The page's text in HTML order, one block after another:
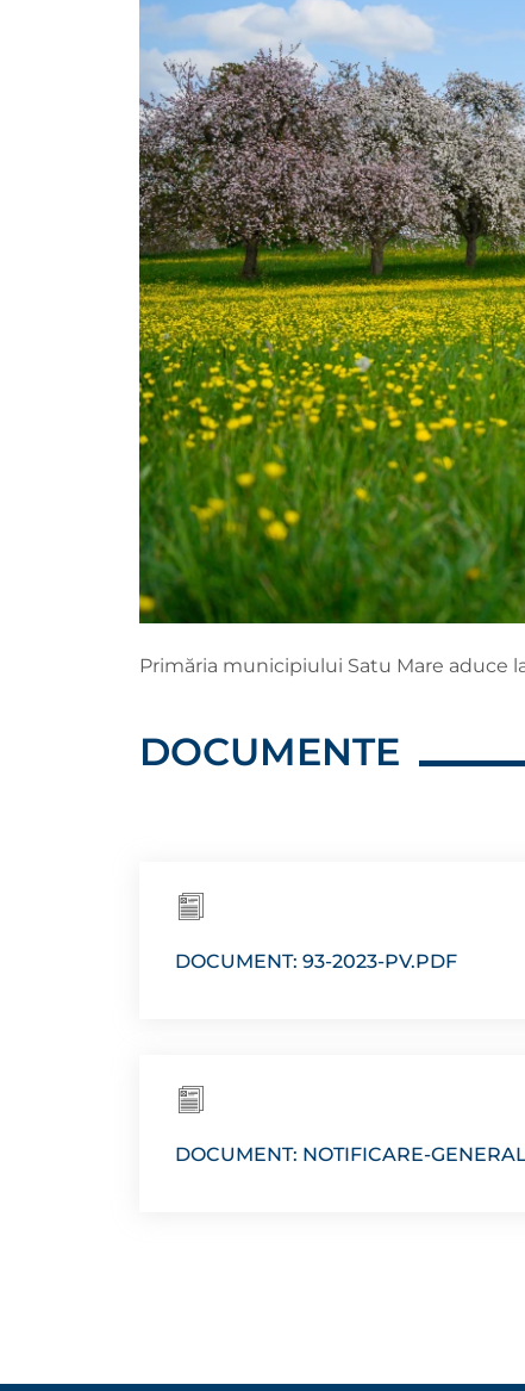
Primăria municipiului Satu Mare aduce
DOCUMENTE
DOCUMENT: 93-2023-PV.PDF
DOCUMENT: NOTIFICARE-